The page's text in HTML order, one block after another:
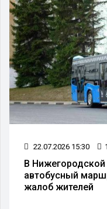
ОБЩЕСТВО
откроют новый
до Кстова после